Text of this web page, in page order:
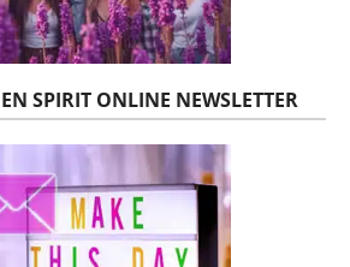
SPIRIT ONLINE NEWSLETTER